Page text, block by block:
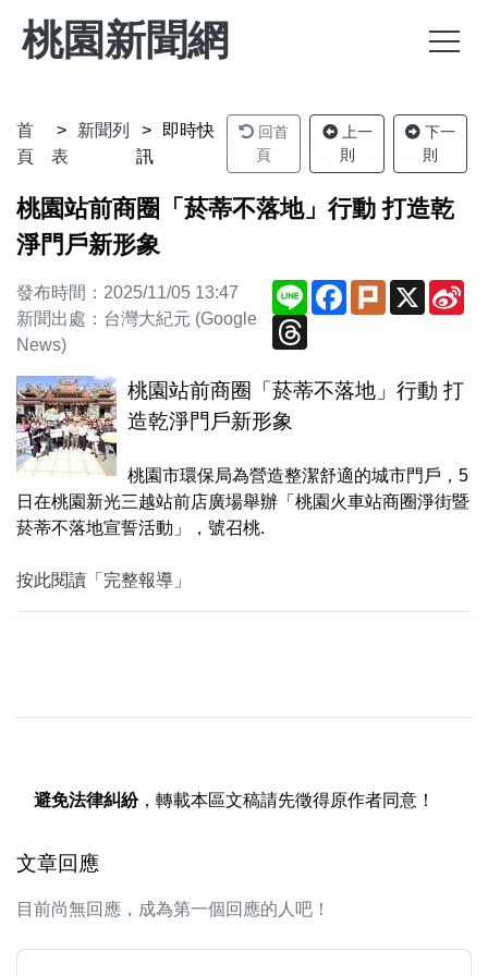
桃園新聞網
首
頁
新聞列
表
即時快
訊
回首
頁
上一
則
下一
則
桃園站前商圈「菸蒂不落地」行動 打造乾
淨門戶新形象
發布時間：2025/11/05 13:47
新聞出處：台灣大紀元 (Google
News)
Line Facebook
PlurkX
Threads
桃園站前商圈「菸蒂不落地」行動 打
造乾淨門戶新形象
桃園市環保局為營造整潔舒適的城市門戶，5
日在桃園新光三越站前店廣場舉辦「桃園火車站商圈淨街暨
菸蒂不落地宣誓活動」，號召桃.
按此閱讀「完整報導」
避免法律糾紛，轉載本區文稿請先徵得原作者同意！
文章回應
目前尚無回應，成為第一個回應的人吧！